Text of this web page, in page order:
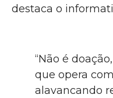
destaca o
“Não é
que opera
alavancando